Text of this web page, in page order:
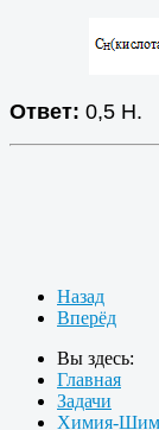
Ответ: 0,5 Н.
Назад
Вперёд
Вы здесь:
Главная
Задачи
Химия-